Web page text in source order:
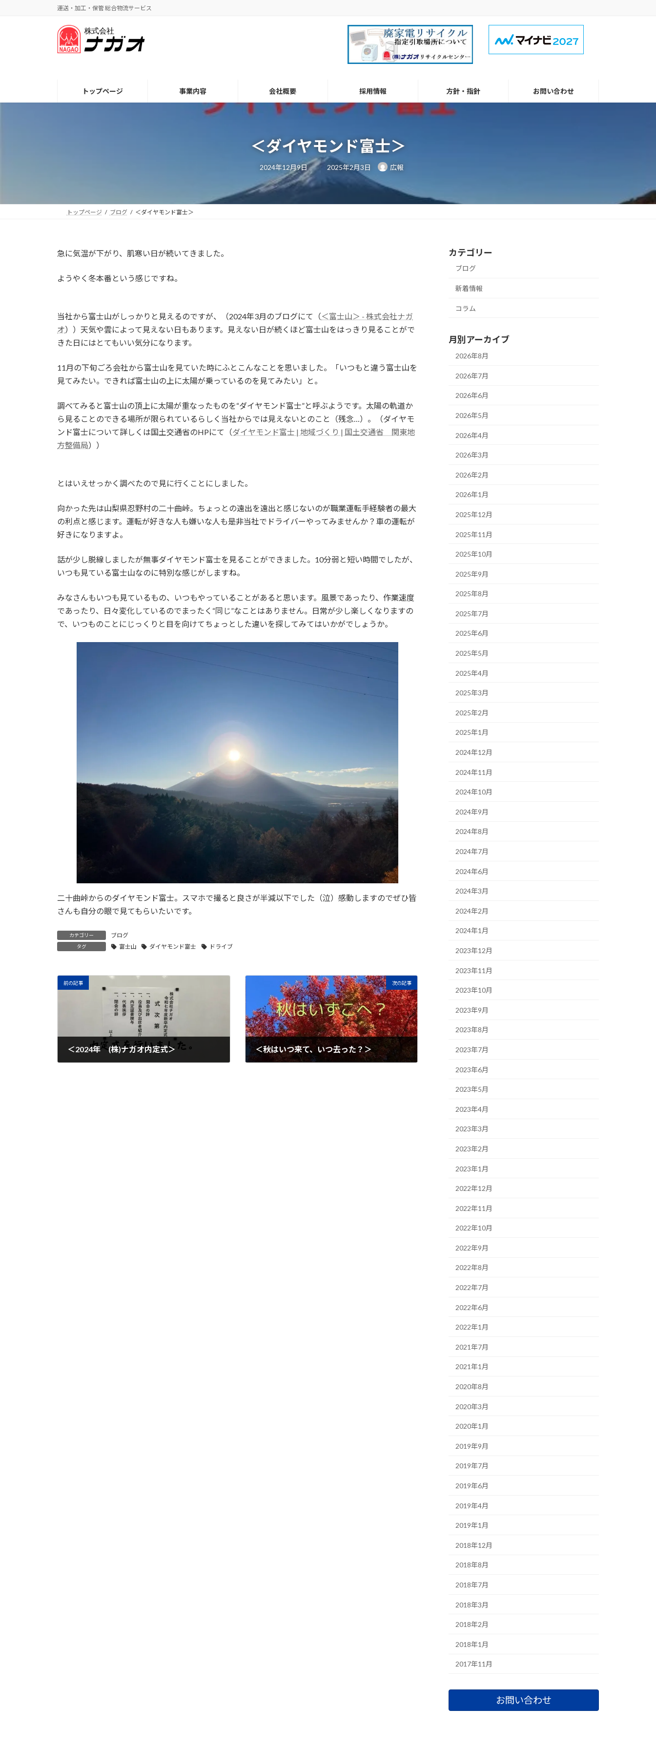
運送・加工・保管 総合物流サービス
トップページ 事業内容 会社概要 採用情報 方針・指針 お問い合わせ
＜ダイヤモンド富士＞
2024年12月9日
最
終
新
:
2025年2月3日 広報
トップページ ブログ ＜ダイヤモンド富士＞
急に気温が下がり、肌寒い日が続いてきました。
ようやく冬本番という感じですね。
当社から富士山がしっかりと見えるのですが、（2024年3月のブログにて（＜富士山＞ - 株式会社ナガ
オ））天気や雲によって見えない日もあります。見えない日が続くほど富士山をはっきり見ることがで
きた日にはとてもいい気分になります。
11月の下旬ごろ会社から富士山を見ていた時にふとこんなことを思いました。「いつもと違う富士山を
見てみたい。できれば富士山の上に太陽が乗っているのを見てみたい」と。
調べてみると富士山の頂上に太陽が重なったものを“ダイヤモンド富士”と呼ぶようです。太陽の軌道か
ら見ることのできる場所が限られているらしく当社からでは見えないとのこと（残念…）。（ダイヤモ
ンド富士について詳しくは国土交通省のHPにて（ダイヤモンド富士 | 地域づくり | 国土交通省 関東地
方整備局））
とはいえせっかく調べたので見に行くことにしました。
向かった先は山梨県忍野村の二十曲峠。ちょっとの遠出を遠出と感じないのが職業運転手経験者の最大
の利点と感じます。運転が好きな人も嫌いな人も是非当社でドライバーやってみませんか？車の運転が
好きになりますよ。
話が少し脱線しましたが無事ダイヤモンド富士を見ることができました。10分弱と短い時間でしたが、
いつも見ている富士山なのに特別な感じがしますね。
みなさんもいつも見ているもの、いつもやっていることがあると思います。風景であったり、作業速度
であったり、日々変化しているのでまったく“同じ”なことはありません。日常が少し楽しくなりますの
で、いつものことにじっくりと目を向けてちょっとした違いを探してみてはいかがでしょうか。
二十曲峠からのダイヤモンド富士。スマホで撮ると良さが半減以下でした（泣）感動しますのでぜひ皆
さんも自分の眼で見てもらいたいです。
カテゴリー ブログ
タグ 富士山 ダイヤモンド富士 ドライブ
前の記事
＜2024年 (株)ナガオ内定式＞
次の記事
＜秋はいつ来て、いつ去った？＞
カテゴリー
ブログ
新着情報
コラム
月別アーカイブ
2026年8月
2026年7月
2026年6月
2026年5月
2026年4月
2026年3月
2026年2月
2026年1月
2025年12月
2025年11月
2025年10月
2025年9月
2025年8月
2025年7月
2025年6月
2025年5月
2025年4月
2025年3月
2025年2月
2025年1月
2024年12月
2024年11月
2024年10月
2024年9月
2024年8月
2024年7月
2024年6月
2024年3月
2024年2月
2024年1月
2023年12月
2023年11月
2023年10月
2023年9月
2023年8月
2023年7月
2023年6月
2023年5月
2023年4月
2023年3月
2023年2月
2023年1月
2022年12月
2022年11月
2022年10月
2022年9月
2022年8月
2022年7月
2022年6月
2022年1月
2021年7月
2021年1月
2020年8月
2020年3月
2020年1月
2019年9月
2019年7月
2019年6月
2019年4月
2019年1月
2018年12月
2018年8月
2018年7月
2018年3月
2018年2月
2018年1月
2017年11月
お問い合わせ